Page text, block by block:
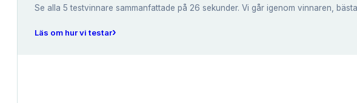
Se alla 5 testvinnare sammanfattade på 26 sekunder. Vi går igenom vinnaren,
Läs om hur vi testar›